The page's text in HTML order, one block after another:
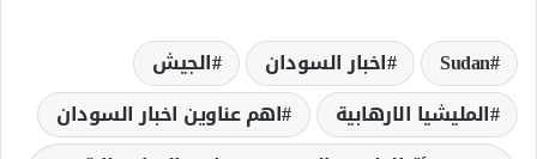
Sudan اخبار السودان
الجيش
المليشيا الارھابية
اهم عناوين اخبار السودان